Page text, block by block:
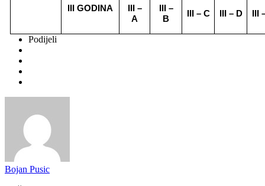
III GODINA
III –
A
III –
B
III – C III – D III
Podijeli
Bojan Pusic